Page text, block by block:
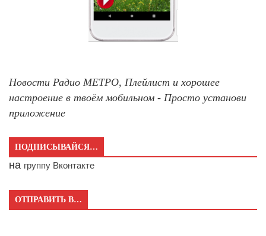
Новости Радио МЕТРО, Плейлист и хорошее
настроение в твоём мобильном - Просто установи
приложение
ПОДПИСЫВАЙСЯ…
на группу Вконтакте
ОТПРАВИТЬ В…